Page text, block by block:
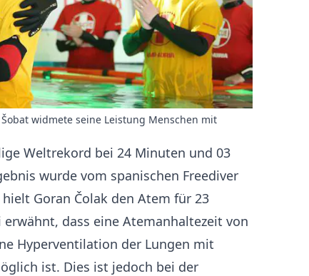
widmete seine Leistung Menschen mit
Weltrekord bei 24 Minuten und 03
wurde vom spanischen Freediver
Goran Čolak den Atem für 23
dass eine Atemanhaltezeit von
Hyperventilation der Lungen mit
ist. Dies ist jedoch bei der